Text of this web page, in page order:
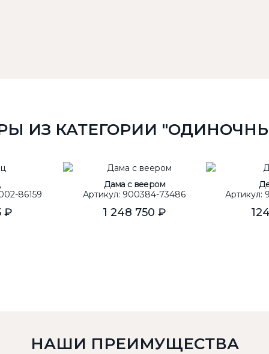
ИЗ КАТЕГОРИИ
86159
₽
Дама с веером
Артикул: 900384-73486
1 248 750 ₽
Артикул:
НАШИ ПРЕИМУЩЕСТВА